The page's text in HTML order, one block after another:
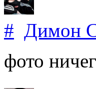
# Димон
фото